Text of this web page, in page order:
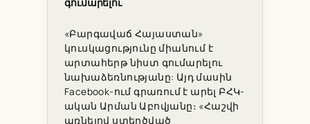
գումարելու
«Բարգավաճ Հայաստան»
կուսկացությունը միանում է
արտահերթ նիստ գումարելու
նախաձեռնությանը: Այդ մասին
Facebook-ում գրառում է արել ԲՀԿ-
ական Արման Աբովյանը։ «Հաշվի
առնելով ստեղծված